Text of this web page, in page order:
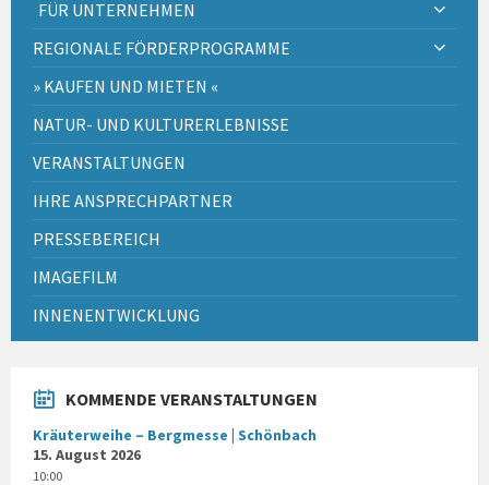
FÜR UNTERNEHMEN
REGIONALE FÖRDERPROGRAMME
» KAUFEN UND MIETEN «
NATUR- UND KULTURERLEBNISSE
VERANSTALTUNGEN
IHRE ANSPRECHPARTNER
PRESSEBEREICH
IMAGEFILM
INNENENTWICKLUNG
KOMMENDE VERANSTALTUNGEN
Kräuterweihe – Bergmesse | Schönbach
15. August 2026
10:00